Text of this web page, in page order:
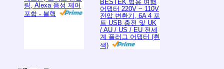
링, Alexa 음성 제어
포함 - 블랙
BESTEK 범용 여행
어댑터 220V ~ 110V
전압 변환기, 6A 4 포
트 USB 충전 및 UK
/ AU / US / EU 전세
계 플러그 어댑터 (흰
색)